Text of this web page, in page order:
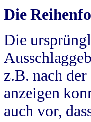
Die
Die
z.B. nach
anzeigen
auch vor,